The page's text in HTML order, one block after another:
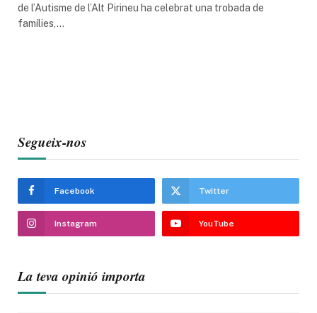
de l’Autisme de l’Alt Pirineu ha celebrat una trobada de
famílies,…
Segueix-nos
Facebook Twitter
Instagram YouTube
La teva opinió importa